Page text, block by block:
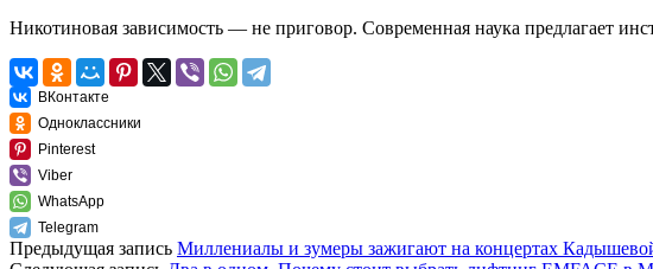
Никотиновая зависимость — не приговор. Современная наука предлагает
ВКонтакте
Одноклассники
Pinterest
Viber
WhatsApp
Telegram
Предыдущая запись Миллениалы и зумеры зажигают на концертах